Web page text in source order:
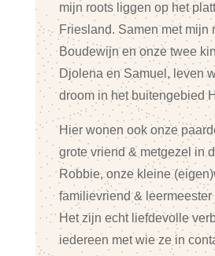
mijn roots liggen op het
Friesland. Samen met mijn
Boudewijn en onze twee
Djolena en Samuel, leven
droom in het buitengebied
Hier wonen ook onze
grote vriend & metgezel in
Robbie, onze kleine
familievriend &
Het zijn echt liefdevolle
iedereen met wie ze in